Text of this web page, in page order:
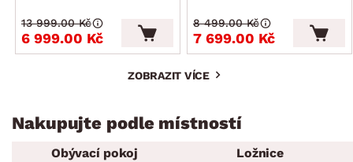
6 999.00 Kč
13 999.00 Kč
7 699.00 Kč
8 499.00 Kč
ZOBRAZIT VÍCE
Nakupujte podle místností
Obývací pokoj Ložnice